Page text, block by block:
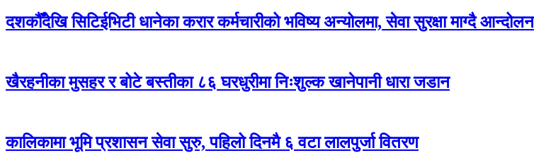
दशकौँदेखि सिटिईभिटी धानेका करार कर्मचारीको भविष्य अन्योलमा, सेवा सुरक्षा माग्दै आन्दोलन
खैरहनीका मुसहर र बोटे बस्तीका ८६ घरधुरीमा निःशुल्क खानेपानी धारा जडान
कालिकामा भूमि प्रशासन सेवा सुरु, पहिलो दिनमै ६ वटा लालपुर्जा वितरण